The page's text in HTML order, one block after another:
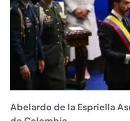
Abelardo de la Espriella